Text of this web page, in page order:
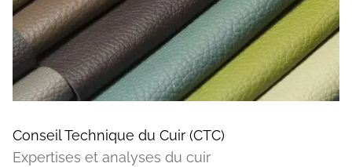
Conseil Technique du Cuir (CTC)
Expertises et analyses du cuir